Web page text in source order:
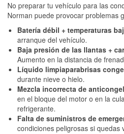
No preparar tu vehículo para las
Norman puede provocar problemas
Batería débil + temperaturas
arranque del vehículo.
Baja presión de las llantas +
Aumento en la distancia de
Líquido limpiaparabrisas
durante nieve o hielo.
Mezcla incorrecta de
en el bloque del motor o en la
refrigerante.
Falta de suministros de
condiciones peligrosas si quedas